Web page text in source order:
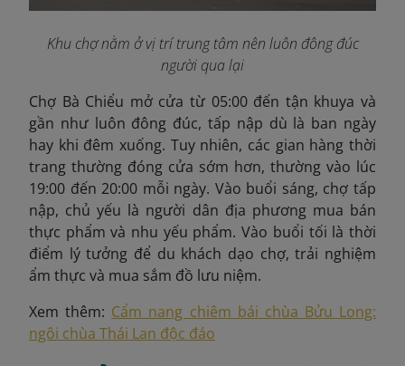
Khu chợ nằm ở vị trí trung tâm nên luôn đông đúc
người qua lại
Chợ Bà Chiểu mở cửa từ 05:00 đến tận khuya và
gần như luôn đông đúc, tấp nập dù là ban ngày
hay khi đêm xuống. Tuy nhiên, các gian hàng thời
trang thường đóng cửa sớm hơn, thường vào lúc
19:00 đến 20:00 mỗi ngày. Vào buổi sáng, chợ tấp
nập, chủ yếu là người dân địa phương mua bán
thực phẩm và nhu yếu phẩm. Vào buổi tối là thời
điểm lý tưởng để du khách dạo chợ, trải nghiệm
ẩm thực và mua sắm đồ lưu niệm.
Xem thêm: Cẩm nang chiêm bái chùa Bửu Long:
ngôi chùa Thái Lan độc đáo